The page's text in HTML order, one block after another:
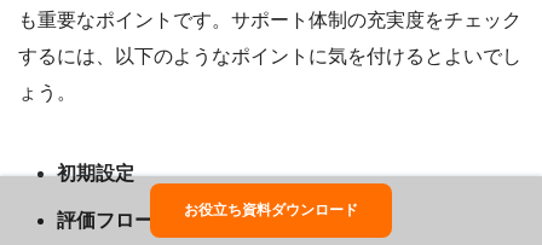
も重要なポイントです。サポート体制の充実度をチェック
するには、以下のようなポイントに気を付けるとよいでし
ょう。
初期設定
評価フロー構築お役立ち資料ダウンロード